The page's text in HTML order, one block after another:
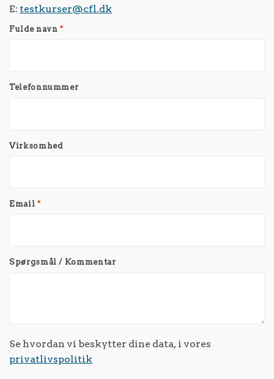
E: testkurser@cfl.dk
Fulde navn*
Telefonnummer
Virksomhed
Email *
Spørgsmål / Kommentar
Se hvordan vi beskytter dine data, i vores
privatlivspolitik